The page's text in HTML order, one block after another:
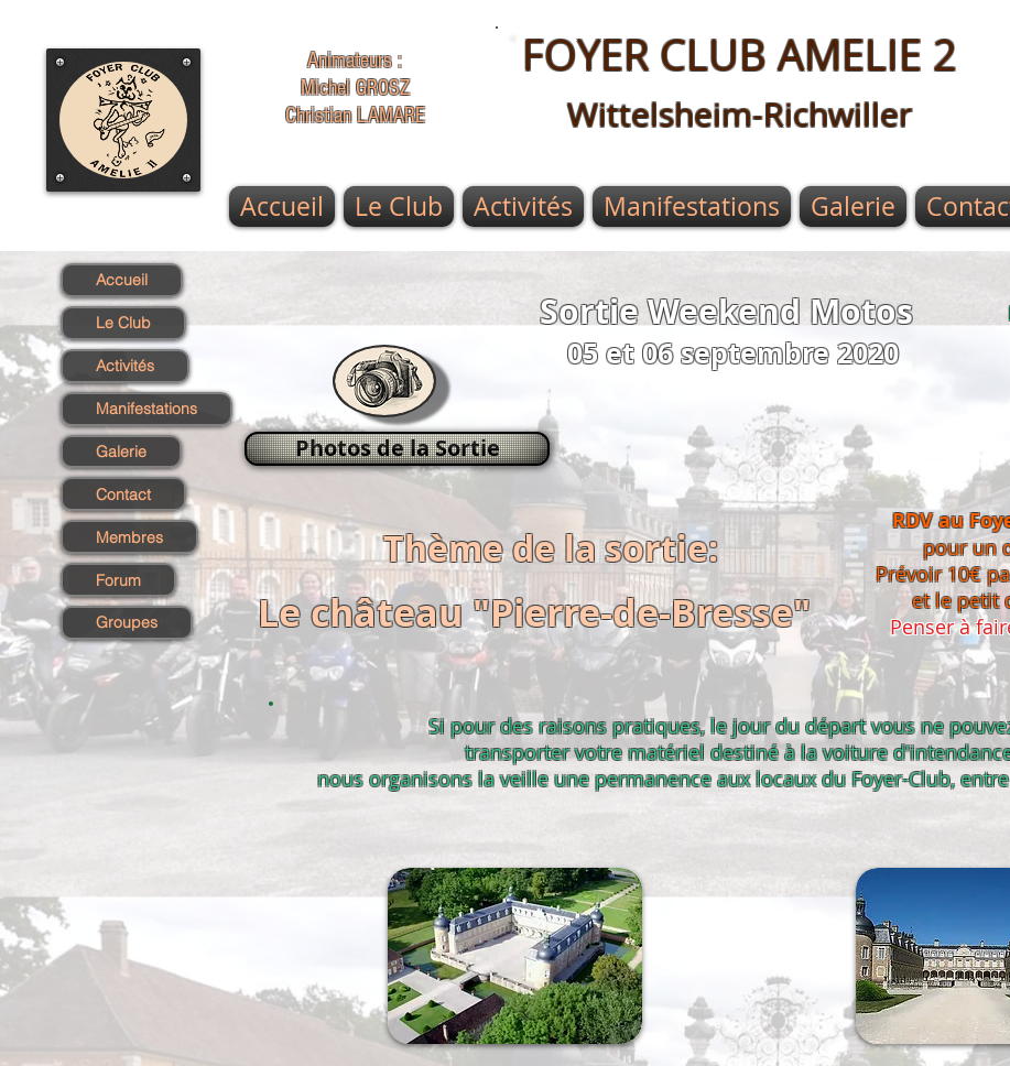
Accueil
Le Club
Activités
Manifestations
Galerie
Contact
Membres
Forum
Groupes
FOYER CLUB AMELIE 2
Wittelsheim-Richwiller
Accueil Le Club Activités Manifestations Galerie
Animateurs :
Michel GROSZ
Christian LAMARE
Sortie Weekend Motos
05 et 06 septembre 2020
Photos de la Sortie
Thème de la sortie:
Lechâteau"Pierre-de-Bresse"
RDV au
pour un
Prévoir 10€
et le petit
Penser à
Si pour des raisons pratiques, le jour du départ vous ne
transporter votrematériel destiné à la voiture
nous organisons la veille une permanence aux locaux du Foyer-Club,